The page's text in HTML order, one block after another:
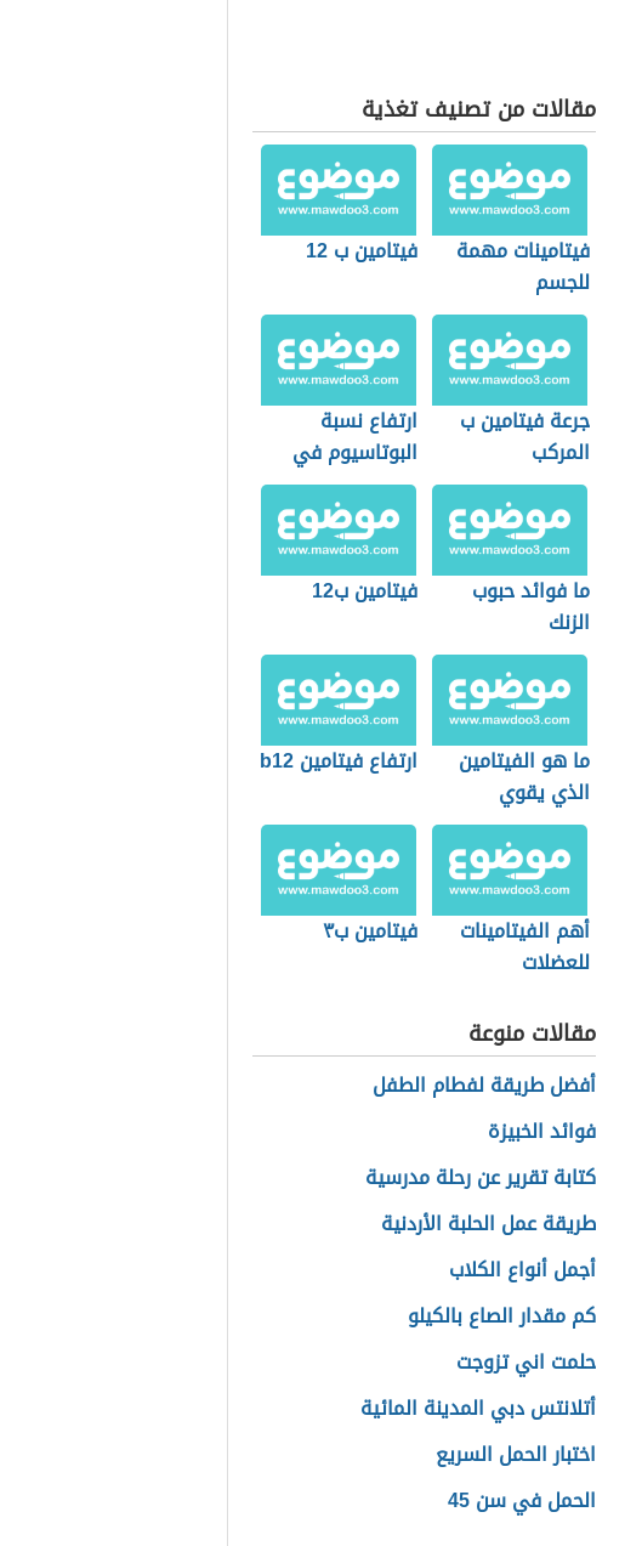
مقالات من تصنيف تغذية
فيتامينات مهمة
للجسم
فيتامين ب 12
جرعة فيتامين ب
المركب
ارتفاع نسبة
البوتاسيوم في
الدم
ما فوائد حبوب
الزنك
فيتامين ب12
ما هو الفيتامين
الذي يقوي
الأعصاب
ارتفاع فيتامين b12
أهم الفيتامينات
للعضلات
فيتامين ب٣
مقالات منوعة
أفضل طريقة لفطام الطفل
فوائد الخبيزة
كتابة تقرير عن رحلة مدرسية
طريقة عمل الحلبة الأردنية
أجمل أنواع الكلاب
كم مقدار الصاع بالكيلو
حلمت اني تزوجت
أتلانتس دبي المدينة المائية
اختبار الحمل السريع
الحمل في سن 45